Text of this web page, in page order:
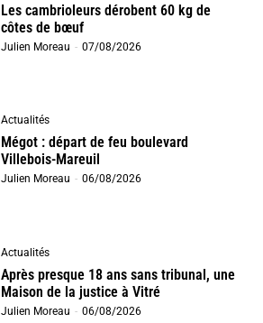
Les cambrioleurs dérobent 60 kg de
côtes de bœuf
Julien Moreau - 07/08/2026
Actualités
Mégot : départ de feu boulevard
Villebois-Mareuil
Julien Moreau - 06/08/2026
Actualités
Après presque 18 ans sans tribunal, une
Maison de la justice à Vitré
Julien Moreau - 06/08/2026